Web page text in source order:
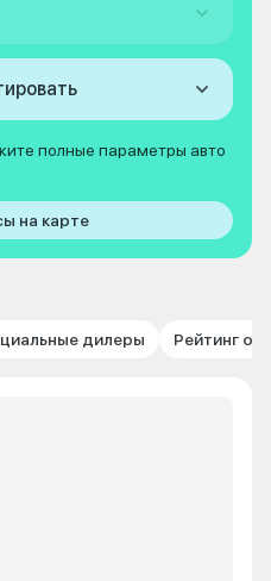
полные параметры авто
на карте
дилеры Рейтинг